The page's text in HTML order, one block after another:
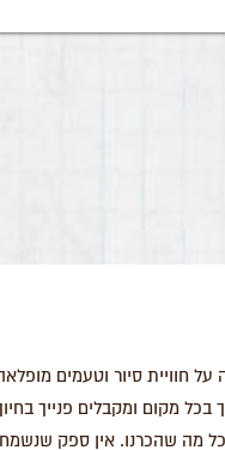
על חוויית סיור וטעמים
בכל מקום ומקבלים פנייך
מה שהכרנו. אין ספק